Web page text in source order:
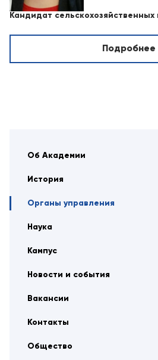
Об Академии
История
Органы управления
Наука
Кампус
Новости и события
Вакансии
Контакты
Общество
Кандидат сельскохозяйственных
Подробнее